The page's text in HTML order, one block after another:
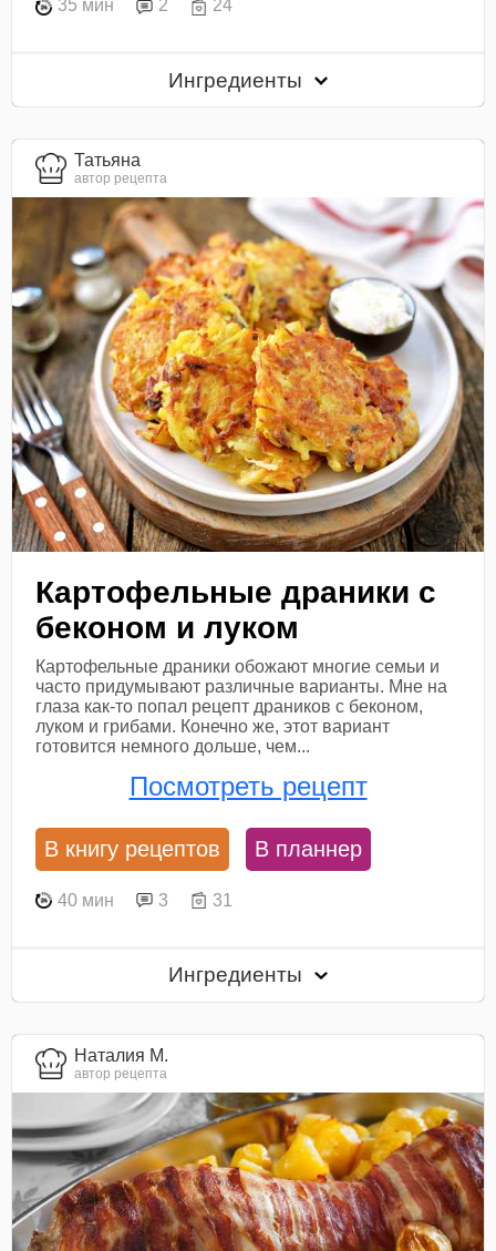
35 мин 2 24
Ингредиенты
Татьяна
автор рецепта
Картофельные драники с
беконом и луком
Картофельные драники обожают многие семьи и
часто придумывают различные варианты. Мне на
глаза как-то попал рецепт драников с беконом,
луком и грибами. Конечно же, этот вариант
готовится немного дольше, чем...
Посмотреть рецепт
В книгу рецептов В планнер
40 мин 3 31
Ингредиенты
Наталия М.
автор рецепта